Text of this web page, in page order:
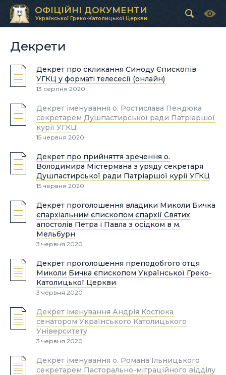
ОФІЦІЙНІ ДОКУМЕНТИ
Української Греко-Католицької Церкви
Декрети
Декрет про скликання Синоду Єпископів
УГКЦ у форматі телесеcії (онлайн)
13 серпня 2020
Декрет іменування о. Ростислава Пендюка
секретарем Душпастирської ради Патріаршої
курії УГКЦ
15 червня 2020
Декрет про прийняття зречення о.
Володимира Містермана з уряду секретаря
Душпастирської ради Патріаршої курії УГКЦ
15 червня 2020
Декрет проголошення владики Миколи Бичка
єпархіальним єпископом єпархії Святих
апостолів Петра і Павла з осідком в м.
Мельбурн
3 червня 2020
Декрет проголошення преподобгого отця
Миколи Бичка єпископом Української Греко-
Католицької Церкви
3 червня 2020
Декрет іменування Андрія Костюка
сенатором Українського Католицького
Університету
3 червня 2020
Декрет іменування о. Романа Ільницького
секретарем Пасторально-міграційного відділу